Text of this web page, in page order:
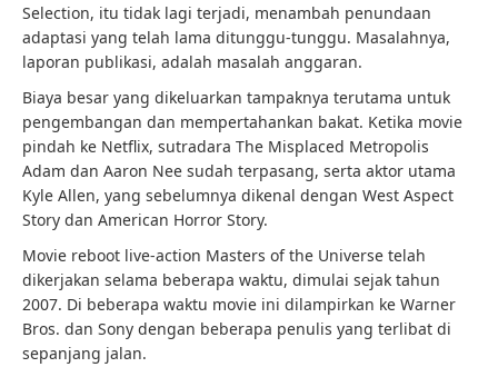
Selection, itu tidak lagi terjadi, menambah penundaan
adaptasi yang telah lama ditunggu-tunggu. Masalahnya,
laporan publikasi, adalah masalah anggaran.
Biaya besar yang dikeluarkan tampaknya terutama untuk
pengembangan dan mempertahankan bakat. Ketika movie
pindah ke Netflix, sutradara The Misplaced Metropolis
Adam dan Aaron Nee sudah terpasang, serta aktor utama
Kyle Allen, yang sebelumnya dikenal dengan West Aspect
Story dan American Horror Story.
Movie reboot live-action Masters of the Universe telah
dikerjakan selama beberapa waktu, dimulai sejak tahun
2007. Di beberapa waktu movie ini dilampirkan ke Warner
Bros. dan Sony dengan beberapa penulis yang terlibat di
sepanjang jalan.